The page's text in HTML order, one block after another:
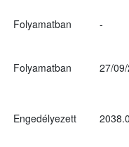
Folyamatban -
Folyamatban 27/
Engedélyezett